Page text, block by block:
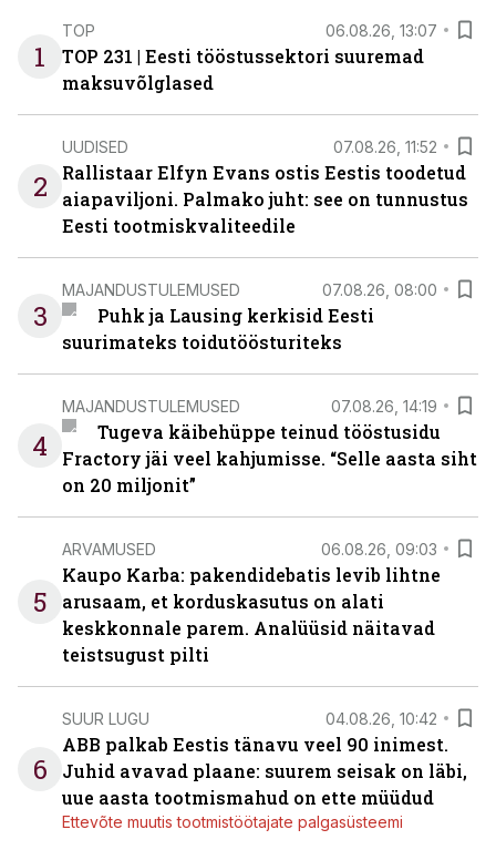
1
TOP 06.08.26, 13:07
TOP 231 | Eesti tööstussektori suuremad
maksuvõlglased
2
UUDISED 07.08.26, 11:52
Rallistaar Elfyn Evans ostis Eestis toodetud
aiapaviljoni. Palmako juht: see on tunnustus
Eesti tootmiskvaliteedile
3
MAJANDUSTULEMUSED 07.08.26, 08:00
Puhk ja Lausing kerkisid Eesti
suurimateks toidutöösturiteks
4
MAJANDUSTULEMUSED 07.08.26, 14:19
Tugeva käibehüppe teinud tööstusidu
Fractory jäi veel kahjumisse. “Selle aasta siht
on 20 miljonit”
5
ARVAMUSED 06.08.26, 09:03
Kaupo Karba: pakendidebatis levib lihtne
arusaam, et korduskasutus on alati
keskkonnale parem. Analüüsid näitavad
teistsugust pilti
6
SUUR LUGU 04.08.26, 10:42
ABB palkab Eestis tänavu veel 90 inimest.
Juhid avavad plaane: suurem seisak on läbi,
uue aasta tootmismahud on ette müüdud
Ettevõte muutis tootmistöötajate palgasüsteemi